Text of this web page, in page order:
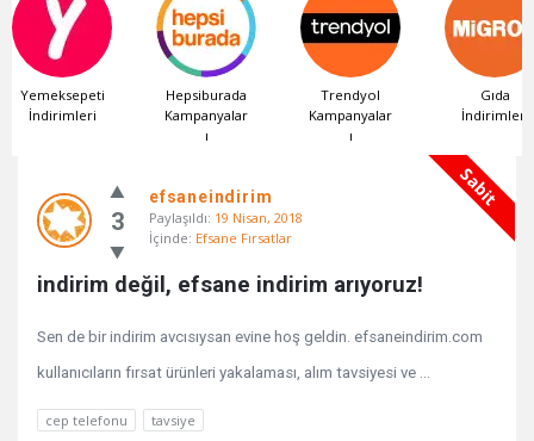
Hepsiburada
Kampanyalar
Trendyol
Kampanyalar
İndirimleri
En
son
Paylaşımlar
Sabit
3
efsaneindirim
Paylaşıldı: 19 Nisan, 2018
İçinde: Efsane Fırsatlar
indirim değil, efsane indirim arıyoruz!
Sen de bir indirim avcısıysan evine hoş geldin. efsaneindirim.com
kullanıcıların fırsat ürünleri yakalaması, alım tavsiyesi ve ...
cep telefonu tavsiye